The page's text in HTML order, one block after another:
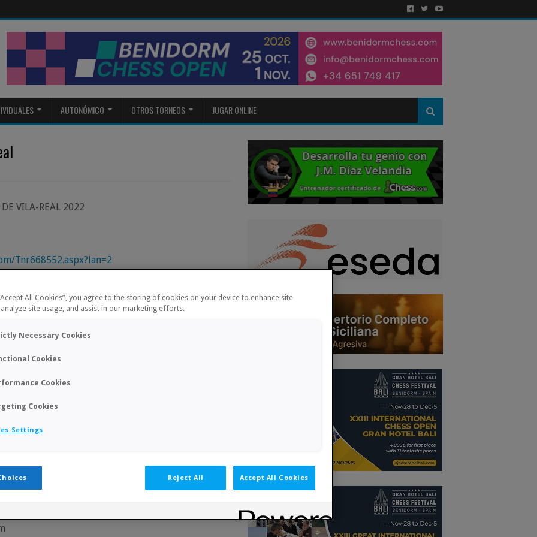
AUTONÓMICO OTROS TORNEOS JUGAR ONLINE
VILA-REAL 2022
Tnr668552.aspx?lan=2
de 2022 a las 16 h.
25, Vila-real (Frente estación de tren)
REAL
REAL (SERVEI MUNICIPAL D’ESPORTS)
2” por jugador.
b-Bucholz total, c- Sonennborg –Berger
All Cookies”, you agree to the storing of cookies on your device to enhance site
site usage, and assist in our marketing efforts.
Necessary Cookies
Cookies
Cookies
Cookies
Settings
Reject All Accept All Cookies